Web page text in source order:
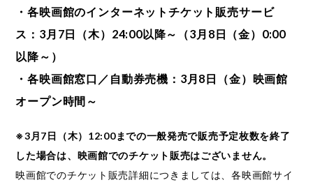
・各映画館のインターネットチケット販売サービ
ス：3月7日（木）24:00以降～（3月8日（金）0:00
以降～）
・各映画館窓口／自動券売機：3月8日（金）映画館
オープン時間～
※3月7日（木）12:00までの一般発売で販売予定枚数を終了
した場合は、映画館でのチケット販売はございません。
映画館でのチケット販売詳細につきましては、各映画館サイ